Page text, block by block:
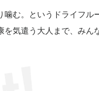
む。というドライフル
気遣う大人まで、みん